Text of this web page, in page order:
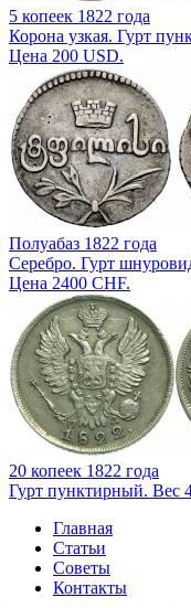
5 копеек 1822 года
Корона узкая. Гурт
Цена 200 USD.
Полуабаз 1822 года
Серебро. Гурт
Цена 2400 CHF.
20 копеек 1822 года
Гурт пунктирный. Вес
Главная
Статьи
Советы
Контакты